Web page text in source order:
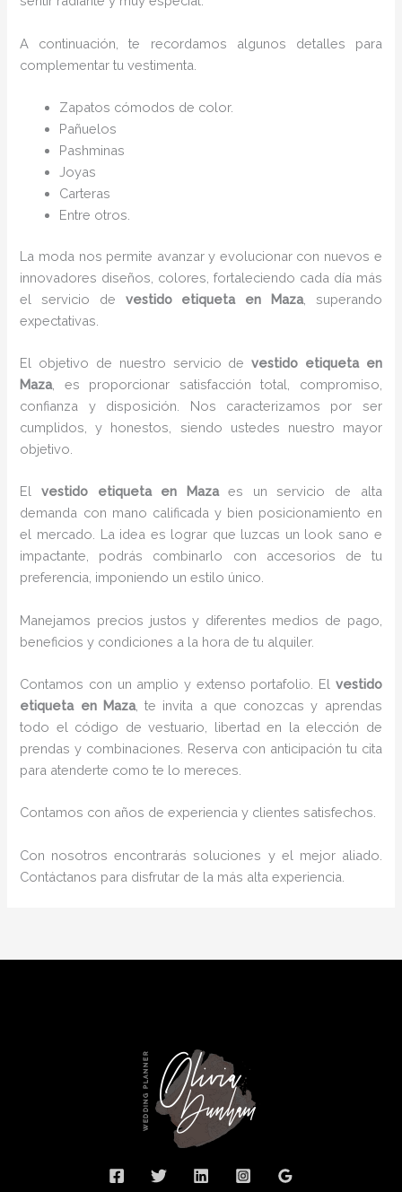
A continuación, te recordamos algunos detalles para
complementar tu vestimenta.
Zapatos cómodos de color.
Pañuelos
Pashminas
Joyas
Carteras
Entre otros.
La moda nos permite avanzar y evolucionar con nuevos e
innovadores diseños, colores, fortaleciendo cada día más
el servicio de vestido etiquetaen Maza, superando
expectativas.
El objetivo de nuestro servicio devestido etiqueta en
Maza, es proporcionar satisfacción total, compromiso,
confianza y disposición. Nos caracterizamos por ser
cumplidos, y honestos, siendo ustedes nuestro mayor
objetivo.
Elvestido etiquetaen Mazaes un servicio de alta
demanda con mano calificada y bien posicionamiento en
el mercado. La idea es lograr que luzcas un look sano e
impactante, podrás combinarlo con accesorios de tu
preferencia, imponiendo un estilo único.
Manejamos precios justos y diferentes medios de pago,
beneficios y condiciones a la hora de tu alquiler.
Contamos con un amplio y extenso portafolio. El vestido
etiqueta en Maza, te invita a que conozcas y aprendas
todo el código de vestuario, libertad en la elección de
prendas y combinaciones. Reserva con anticipación tu cita
para atenderte como te lo mereces.
Contamos con años de experiencia y clientes satisfechos.
Con nosotros encontrarás soluciones y el mejor aliado.
Contáctanos para disfrutar de la más alta experiencia.